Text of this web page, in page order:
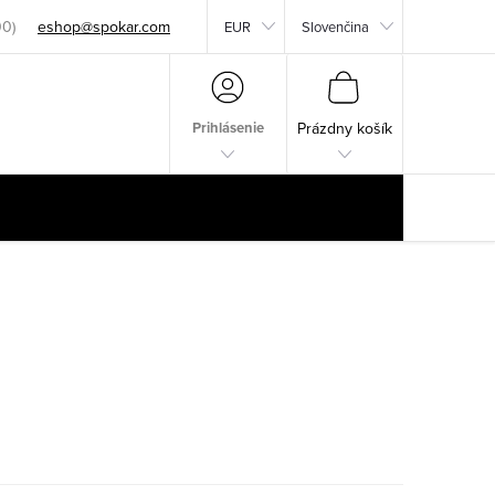
eshop@spokar.com EUR Slovenčina
Prihlásenie
Prázdny košík